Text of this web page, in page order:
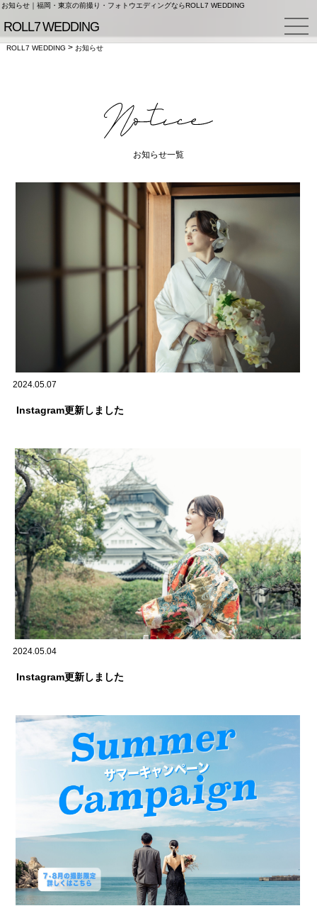
お知らせ｜福岡・東京の前撮り・フォトウエディングならROLL7 WEDDING
ROLL7 WEDDING > お知らせ
お知らせ一覧
2024.05.07
Instagram更新しました
2024.05.04
Instagram更新しました